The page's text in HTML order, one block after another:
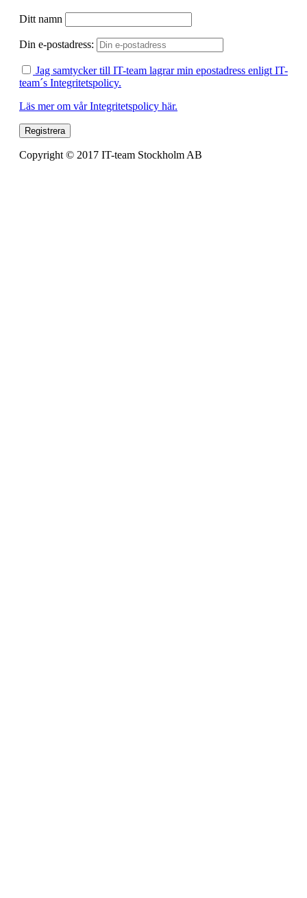
Ditt namn
Din e-postadress:
Jag samtycker till IT-team lagrar min epostadress enligt IT-
team´s Integritetspolicy.
Läs mer om vår Integritetspolicy här.
Copyright © 2017 IT-team Stockholm AB